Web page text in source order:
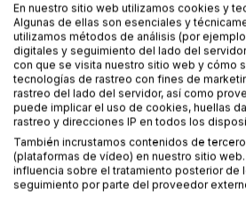
Añadir a lista de deseo
Haz una reseña
DESCRIPCIÓN
En nuestro sitio web utilizamos cookies y
Algunas de ellas son esenciales y
utilizamos métodos de análisis (por
digitales y seguimiento del lado del
con que se visita nuestro sitio web y cómo
tecnologías de rastreo con fines de
rastreo del lado del servidor, así como
puede implicar el uso de cookies, huellas
rastreo y direcciones IP en todos los
También incrustamos contenidos de
(plataformas de vídeo) en nuestro sitio
influencia sobre el tratamiento posterior de
seguimiento por parte del proveedor